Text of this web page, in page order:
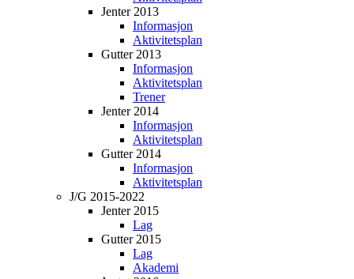
Jenter 2013
Informasjon
Aktivitetsplan
Gutter 2013
Informasjon
Aktivitetsplan
Trener
Jenter 2014
Informasjon
Aktivitetsplan
Gutter 2014
Informasjon
Aktivitetsplan
J/G 2015-2022
Jenter 2015
Lag
Gutter 2015
Lag
Akademi